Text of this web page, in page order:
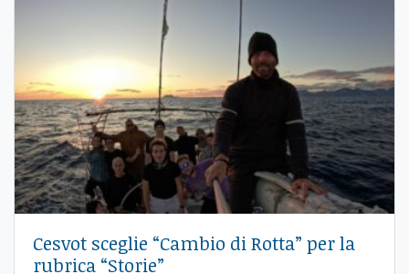
Cesvot sceglie “Cambio di Rotta” per la
rubrica “Storie”